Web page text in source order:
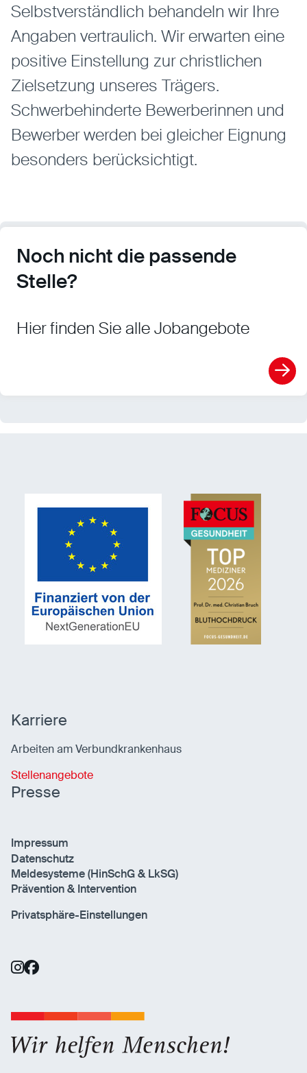
Selbstverständlich behandeln wir Ihre
Angaben vertraulich. Wir erwarten eine
positive Einstellung zur christlichen
Zielsetzung unseres Trägers.
Schwerbehinderte Bewerberinnen und
Bewerber werden bei gleicher Eignung
besonders berücksichtigt.
Noch nicht die passende
Stelle?
Hier finden Sie alle Jobangebote
Karriere
Arbeiten am Verbundkrankenhaus
Stellenangebote
Presse
Impressum
Datenschutz
Meldesysteme (HinSchG & LkSG)
Prävention & Intervention
Privatsphäre-Einstellungen